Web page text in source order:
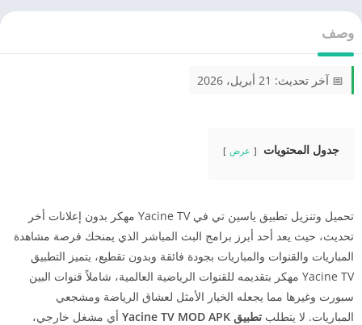
وصف
📅 آخر تحديث: 21 أبريل، 2026
جدول المحتويات عرض
تحميل وتنزيل تطبيق ياسين تي في Yacine TV مهكر بدون إعلانات أخر
تحديث، حيث يعد أحد أبرز برامج البث المباشر الذي يمنحك فرصة مشاهدة
المباريات والقنوات والمباريات بجودة فائقة وبدون تقطيع، يتميز التطبيق
Yacine TV مهكر بتقديمه للقنوات الرياضية العالمية، شاملاً قنوات البين
سبورت وغيرها مما يجعله الخيار الأمثل لعشاق الرياضة ومشجعي
المباريات. لا يتطلب تطبيق Yacine TV MOD APK
أي مشغل خارجي،